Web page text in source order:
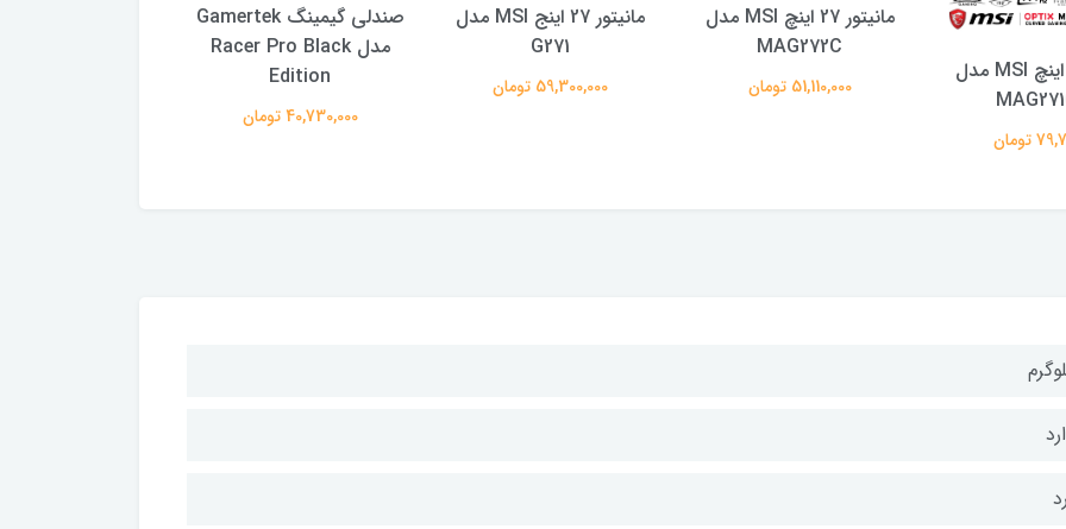
مانیتور 27 اینچ MSI مدل
تومان
مانیتور 27 اینچ MSI مدل
MAG272C
51,110,000 تومان
مانیتور 27 اینج MSI مدل
G271
59,300,000 تومان
صندلی گیمینگ Gamertek
مدل Racer Pro Black
Edition
40,730,000 تومان